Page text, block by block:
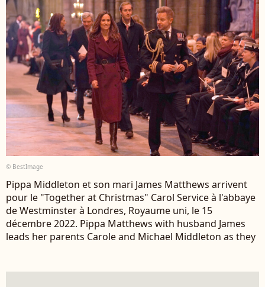
© BestImage
Pippa Middleton et son mari James Matthews arrivent
pour le "Together at Christmas" Carol Service à l'abbaye
de Westminster à Londres, Royaume uni, le 15
décembre 2022. Pippa Matthews with husband James
leads her parents Carole and Michael Middleton as they